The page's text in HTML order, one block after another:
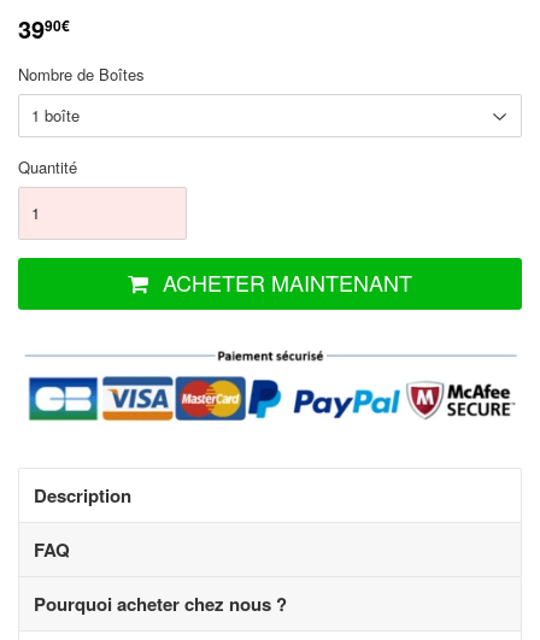
3990€
Nombre de Boîtes
Quantité
ACHETER MAINTENANT
Description
FAQ
Pourquoi acheter chez nous ?